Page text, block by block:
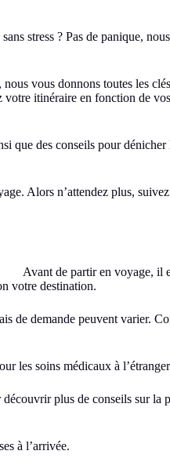
stress ? Pas de panique,
vous donnons toutes les
itinéraire en fonction de
que des conseils pour
Alors n’attendez plus,
Avant de partir en voyage, il
votre destination.
de demande peuvent varier.
les soins médicaux à
plus de conseils sur
à l’arrivée.